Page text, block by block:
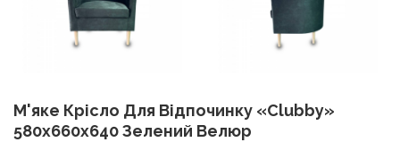
М'яке Крісло Для Відпочинку «Clubby»
580х660х640 Зелений Велюр